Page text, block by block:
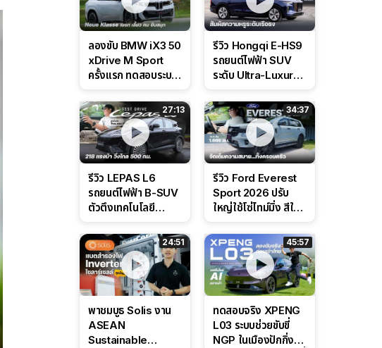
ลองขับ BMW iX3 50
xDrive M Sport
ครั้งแรก ทดสอบระบบ
Performance แบบ
จัดเต็มในสนาม
รีวิว Hongqi E-HS9
รถยนต์ไฟฟ้า SUV
ระดับ Ultra-Luxury
CDC นุ่มหนึบเหนือ
ระดับ
27:13
รีวิว LEPAS L6
รถยนต์ไฟฟ้า B-SUV
ตัวตึงเทคโนโลยี
ล่างหนึบ ลุ้นราคา 7
แสนต้น
34:37
รีวิว Ford Everest
Sport 2026 ปรับ
ใหญ่ใช้โซ่ไทม์มิ่ง สีใหม่
ดุดันสไตล์ครอบครัว
สายลุย
24:51
พาชมบูธ Solis งาน
ASEAN
Sustainable
45:57
ทดสอบจริง XPENG
L03 ระบบช่วยขับขี่
NGP ในเมืองปักกิ่ง